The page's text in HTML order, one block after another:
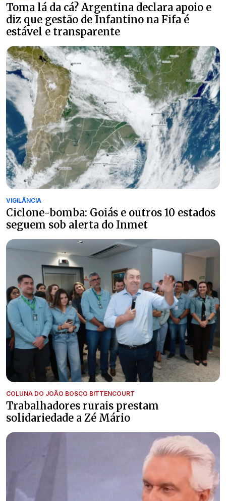
Toma lá da cá? Argentina declara apoio e
diz que gestão de Infantino na Fifa é
estável e transparente
VIGILÂNCIA
Ciclone-bomba: Goiás e outros 10 estados
seguem sob alerta do Inmet
COLUNA DO JOÃO BOSCO BITTENCOURT
Trabalhadores rurais prestam
solidariedade a Zé Mário